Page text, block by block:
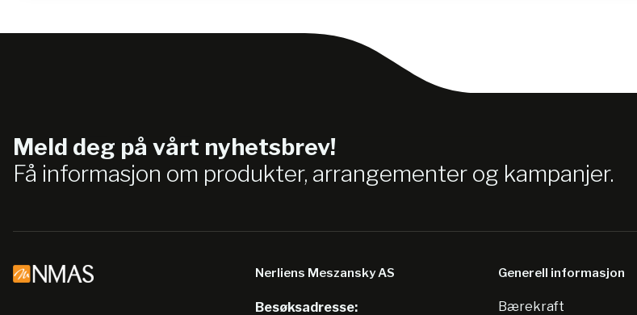
Meld deg på vårt nyhetsbrev!
Få informasjon om produkter, arrangementer og kampanjer.
Nerliens Meszansky AS
Besøksadresse:
Generell informasjon
Bærekraft